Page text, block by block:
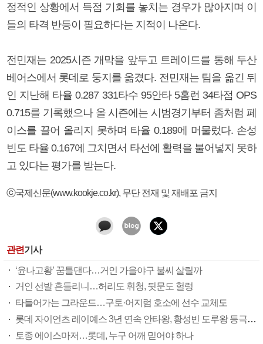
정적인 상황에서 득점 기회를 놓치는 경우가 많아지며 이
들의 타격 반등이 필요하다는 지적이 나온다.
전민재는 2025시즌 개막을 앞두고 트레이드를 통해 두산
베어스에서 롯데로 둥지를 옮겼다. 전민재는 팀을 옮긴 뒤
인 지난해 타율 0.287 331타수 95안타 5홈런 34타점 OPS
0.715를 기록했으나 올 시즌에는 시범경기부터 좀처럼 페
이스를 끌어 올리지 못하며 타율 0.189에 머물렀다. 손성
빈도 타율 0.167에 그치면서 타선에 활력을 불어넣지 못하
고 있다는 평가를 받는다.
ⓒ국제신문(www.kookje.co.kr), 무단 전재 및 재배포 금지
관련기사
‘윤나고황’ 꿈틀댄다…거인 가을야구 불씨 살릴까
거인 선발 흔들리니…허리도 휘청, 뒷문도 헐렁
타들어가는 그라운드…구토·어지럼 호소에 선수 교체도
롯데 자이언츠 레이예스 3년 연속 안타왕, 황성빈 도루왕 등극할까
토종 에이스마저…롯데, 누구 어깨 믿어야 하나